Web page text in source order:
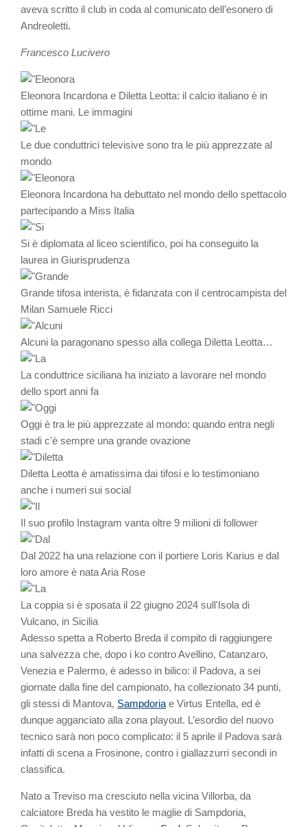
aveva scritto il club in coda al comunicato dell’esonero di
Andreoletti.
Francesco Lucivero
Eleonora Incardona e Diletta Leotta: il calcio italiano è in
ottime mani. Le immagini
Le due conduttrici televisive sono tra le più apprezzate al
mondo
Eleonora Incardona ha debuttato nel mondo dello spettacolo
partecipando a Miss Italia
Si è diplomata al liceo scientifico, poi ha conseguito la
laurea in Giurisprudenza
Grande tifosa interista, è fidanzata con il centrocampista del
Milan Samuele Ricci
Alcuni la paragonano spesso alla collega Diletta Leotta…
La conduttrice siciliana ha iniziato a lavorare nel mondo
dello sport anni fa
Oggi è tra le più apprezzate al mondo: quando entra negli
stadi c'è sempre una grande ovazione
Diletta Leotta è amatissima dai tifosi e lo testimoniano
anche i numeri sui social
Il suo profilo Instagram vanta oltre 9 milioni di follower
Dal 2022 ha una relazione con il portiere Loris Karius e dal
loro amore è nata Aria Rose
La coppia si è sposata il 22 giugno 2024 sull'Isola di
Vulcano, in Sicilia
Adesso spetta a Roberto Breda il compito di raggiungere
una salvezza che, dopo i ko contro Avellino, Catanzaro,
Venezia e Palermo, è adesso in bilico: il Padova, a sei
giornate dalla fine del campionato, ha collezionato 34 punti,
gli stessi di Mantova, Sampdoria e Virtus Entella, ed è
dunque agganciato alla zona playout. L’esordio del nuovo
tecnico sarà non poco complicato: il 5 aprile il Padova sarà
infatti di scena a Frosinone, contro i giallazzurri secondi in
classifica.
Nato a Treviso ma cresciuto nella vicina Villorba, da
calciatore Breda ha vestito le maglie di Sampdoria,